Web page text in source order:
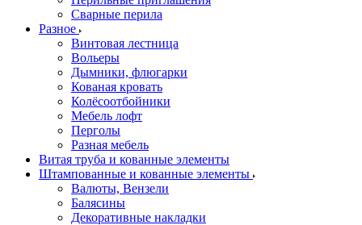
Сварные перила
Разное
Винтовая лестница
Вольеры
Дымники, флюгарки
Кованая кровать
Колёсоотбойники
Мебель лофт
Перголы
Разная мебель
Витая труба и кованные элементы
Штампованные и кованные элементы
Валюты, Вензели
Балясины
Декоративные накладки